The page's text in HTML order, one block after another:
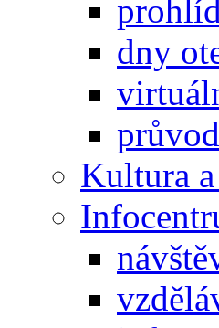
dny
Kultura